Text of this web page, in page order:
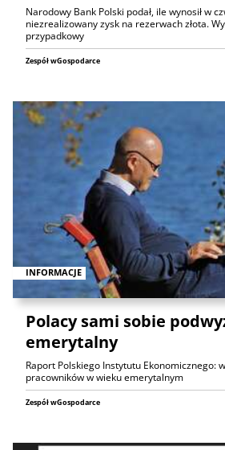
Narodowy Bank Polski podał, ile wynosił w
niezrealizowany zysk na rezerwach złota.
przypadkowy
Zespół wGospodarce
INFORMACJE
Polacy sami sobie
emerytalny
Raport Polskiego Instytutu Ekonomicznego:
pracowników w wieku emerytalnym
Zespół wGospodarce